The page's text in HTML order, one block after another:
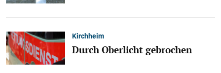
Kirchheim
Durch Oberlicht gebrochen